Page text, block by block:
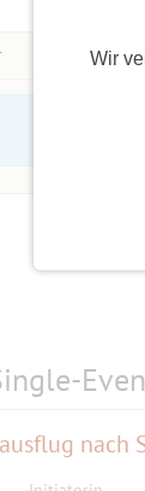
Wir
nach